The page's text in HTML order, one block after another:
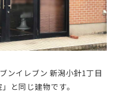
ンイレブン 新潟小針1丁目
と同じ建物です。